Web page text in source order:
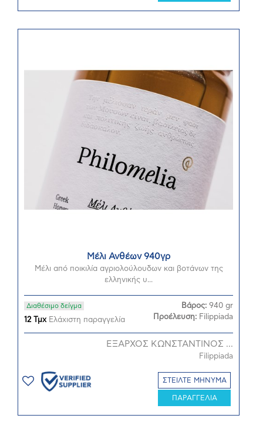
Μέλι Ανθέων 940γρ
Μέλι από ποικιλία αγριολούλουδων και βοτάνων της
ελληνικής υ...
Διαθέσιμο δείγμα
12 ΤμχΕλάχιστη παραγγελία
Βάρος: 940 gr
Προέλευση: Filippiada
ΕΞΑΡΧΟΣ ΚΩΝΣΤΑΝΤΙΝΟΣ ...
Filippiada
ΣΤΕΙΛΤΕ ΜΗΝΥΜΑ
ΠΑΡΑΓΓΕΛΙΑ